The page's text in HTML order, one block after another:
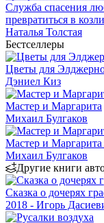
Служба спасения
превратиться в
Наталья Толстая
Бестселлеры
Цветы для
Дэниел Киз
Мастер и Маргарита
Михаил Булгаков
Мастер и
Михаил Булгаков
Другие книги
Сказка о дочерях
2018 - Игорь